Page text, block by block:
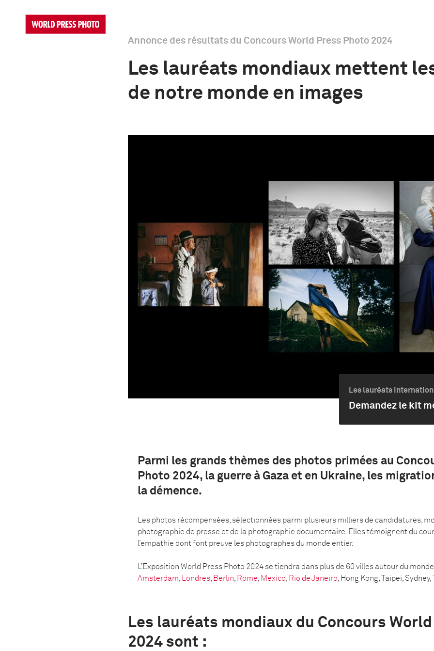
Annonce des résultats du Concours World Press Photo 2024
Les lauréats mondiaux mettent
de notre monde en images
Les lauréats
Demandez le kit
Parmi les grands thèmes des photos primées au
Photo 2024, la guerre à Gaza et en Ukraine, les
la démence.
Les photos récompensées, sélectionnées parmi plusieurs milliers de candidatures,
photographie de presse et de la photographie documentaire. Elles témoignent du
l’empathie dont font preuve les photographes du monde entier.
L’Exposition World Press Photo 2024 se tiendra dans plus de 60 villes autour du
Amsterdam, Londres, Berlin, Rome, Mexico, Rio de Janeiro, Hong Kong, Taipei, Sydney,
Les lauréats mondiaux du Concours
2024 sont :